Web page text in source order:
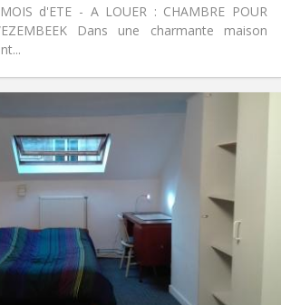
d'ETE - A LOUER : CHAMBRE POUR
Dans une charmante maison
Infos Pratiques
Loyer:
Charges:
10 mois
Domiciliation:
Non
Aménagement
Salle de bain:
Privée
Cuisine:
Privée (pièce distincte)
25 m
2